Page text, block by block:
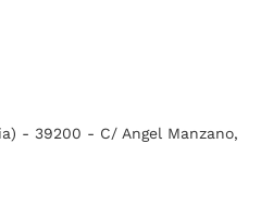
- 39200 - C/ Angel Manzano,